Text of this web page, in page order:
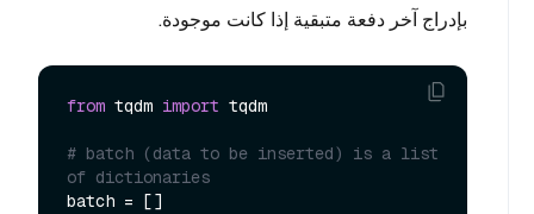
بإدراج آخر دفعة متبقية إذا كانت موجودة.
from tqdm import tqdm
# batch (data to be inserted) is a list
of dictionaries
batch = []